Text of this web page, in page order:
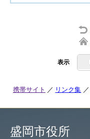
表示
携帯サイト リンク集
盛岡市役所